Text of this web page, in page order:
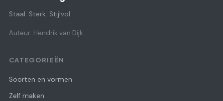
Staal. Sterk. Stijlvol.
Auteur: Hendrik van Dijk
CATEGORIEËN
Soorten en vormen
Zelf maken